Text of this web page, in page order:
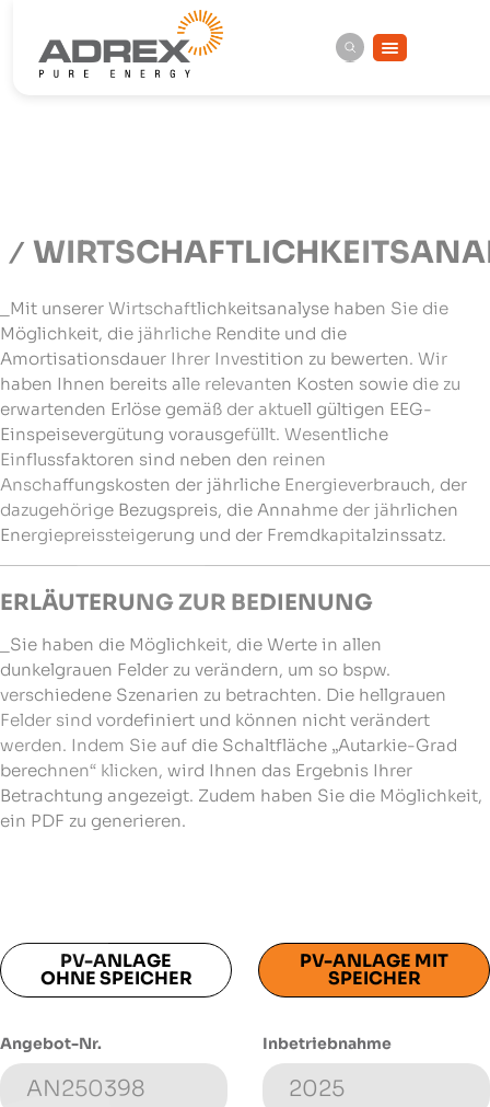
_Mit unserer Wirtschaftlichkeitsanalyse haben Sie die
Möglichkeit, die jährliche Rendite und die
Amortisationsdauer Ihrer Investition zu bewerten. Wir
haben Ihnen bereits alle relevanten Kosten sowie die zu
erwartenden Erlöse gemäß der aktuell gültigen EEG-
Einspeisevergütung vorausgefüllt. Wesentliche
Einflussfaktoren sind neben den reinen
Anschaffungskosten der jährliche Energieverbrauch, der
dazugehörige Bezugspreis, die Annahme der jährlichen
Energiepreissteigerung und der Fremdkapitalzinssatz.
ERLÄUTERUNG ZUR BEDIENUNG
_Sie haben die Möglichkeit, die Werte in allen
dunkelgrauen Felder zu verändern, um so bspw.
verschiedene Szenarien zu betrachten. Die hellgrauen
Felder sind vordefiniert und können nicht verändert
werden. Indem Sie auf die Schaltfläche „Autarkie-Grad
berechnen“ klicken, wird Ihnen das Ergebnis Ihrer
Betrachtung angezeigt. Zudem haben Sie die Möglichkeit,
ein PDF zu generieren.
PV-ANLAGE
OHNE SPEICHER
PV-ANLAGE MIT
SPEICHER
Angebot-Nr. Inbetriebnahme